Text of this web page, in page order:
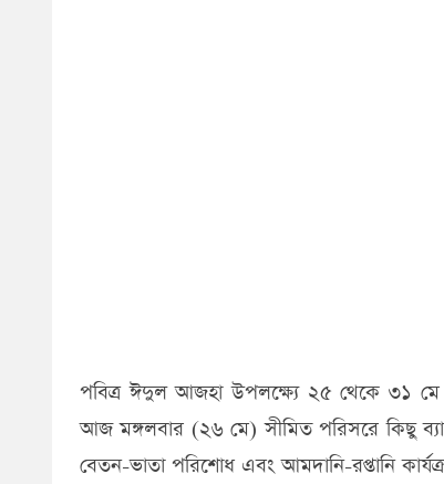
পবিত্র ঈদুল আজহা উপলক্ষ্যে ২৫ থেকে ৩১ মে
আজ মঙ্গলবার (২৬ মে) সীমিত পরিসরে কিছু
বেতন-ভাতা পরিশোধ এবং আমদানি-রপ্তানি